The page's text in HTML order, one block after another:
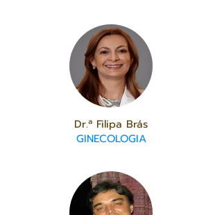
Dr.ª Filipa Brás
GINECOLOGIA